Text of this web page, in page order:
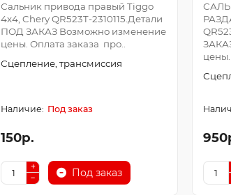
Сальник привода правый Tiggo
4x4, Chery QR523T-2310115.Детали
ПОД ЗАКАЗ Возможно изменение
цены. Оплата заказа про..
Сцепление, трансмиссия
Под заказ
150р.
Под заказ
цены.